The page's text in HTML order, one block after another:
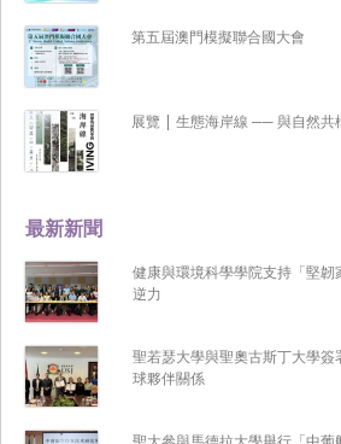
最新新聞
健康與環境科學學院支持「堅
逆力
聖若瑟大學與聖奧古斯丁大學簽
球夥伴關係
第五屆澳門模擬聯合國大會
展覽 | 生態海岸線 ── 與自然共